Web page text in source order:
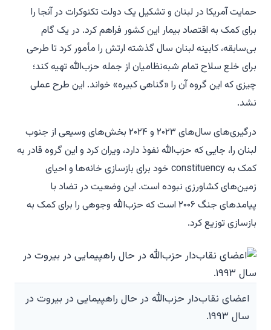
حمایت آمریکا در لبنان و تشکیل یک دولت تکنوکرات در آنجا را
برای کمک به اقتصاد بیمار این کشور فراهم کرد. در یک گام
بی‌سابقه، کابینه لبنان سال گذشته ارتش را مأمور کرد تا طرحی
برای خلع سلاح تمام شبه‌نظامیان از جمله حزب‌الله تهیه کند؛
چیزی که این گروه آن را «گناهی کبیره» خواند. این طرح عملی
نشد.
درگیری‌های سال‌های ۲۰۲۳ و ۲۰۲۴ بخش‌های وسیعی از جنوب
لبنان را، جایی که حزب‌الله نفوذ دارد، ویران کرد و این گروه قادر به
کمک به constituency خود برای بازسازی خانه‌ها و احیای
زمین‌های کشاورزی نبوده است. این وضعیت در تضاد با
پیامدهای جنگ ۲۰۰۶ است که حزب‌الله وجوهی را برای کمک به
بازسازی توزیع کرد.
اعضای نقاب‌دار حزب‌الله در حال راهپیمایی در بیروت در
سال ۱۹۹۳.